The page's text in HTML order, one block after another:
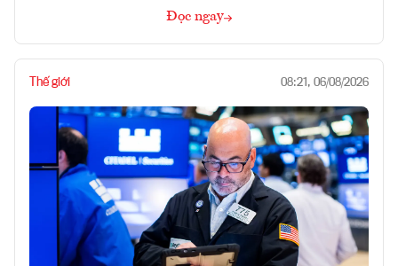
Đọc ngay
Thế giới 08:21, 06/08/2026